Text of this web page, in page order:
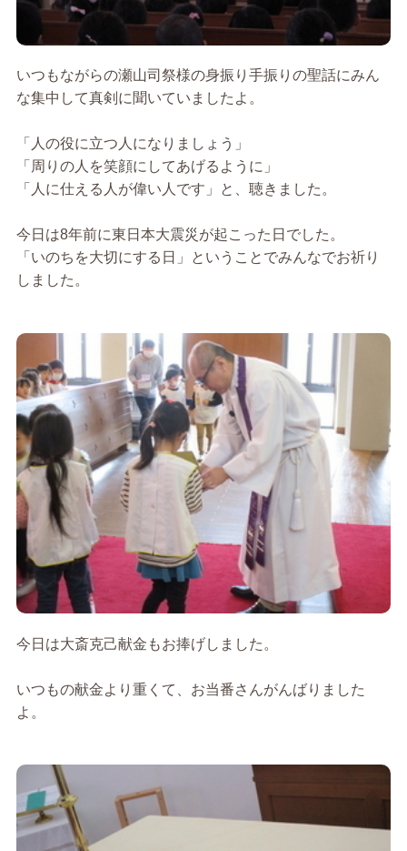
いつもながらの瀬山司祭様の身振り手振りの聖話にみん
な集中して真剣に聞いていましたよ。
「人の役に立つ人になりましょう」
「周りの人を笑顔にしてあげるように」
「人に仕える人が偉い人です」と、聴きました。
今日は8年前に東日本大震災が起こった日でした。
「いのちを大切にする日」ということでみんなでお祈り
しました。
今日は大斎克己献金もお捧げしました。
いつもの献金より重くて、お当番さんがんばりました
よ。